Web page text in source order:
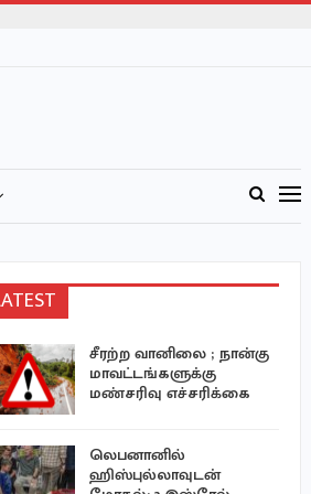
சீரற்ற வானிலை ; நான்கு
மாவட்டங்களுக்கு
மண்சரிவு எச்சரிக்கை
லெபனானில்
ஹிஸ்புல்லாவுடன்